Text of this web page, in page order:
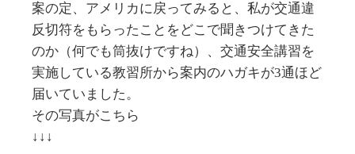
案の定、アメリカに戻ってみると、私が交通違
反切符をもらったことをどこで聞きつけてきた
のか（何でも筒抜けですね）、交通安全講習を
実施している教習所から案内のハガキが3通ほど
届いていました。
その写真がこちら
↓↓↓